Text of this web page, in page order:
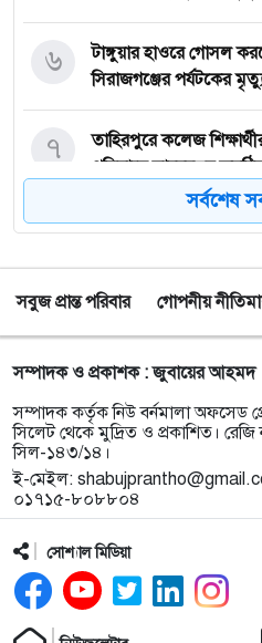
টাঙ্গুয়ার হাওরে গোসল
সিরাজগঞ্জের পর্যটকের
৬
তাহিরপুরে কলেজ
প্রতিবাদে মানববন্ধন
৭
পাঁচ বন্ধু মিলে ঘুরতে
৮
সিলেটে অনুষ্ঠান শেষে
তরুণ শিল্পী পেহেলী
ওসমানীনগরে ইউনিক ও
আহত অন্তত ২৫
১০
ফেসবুক অ্যাড পেমেন্টে
১১
সিলেটে চার বছরের শিশু
জাকিরের ফাঁসি, ৫ লাখ
১২
সর্বশেষ
সবুজ প্রান্ত পরিবার গোপনীয়
সম্পাদক ও প্রকাশক : জুবায়ের আহমদ
সম্পাদক কর্তৃক নিউ বর্নমালা অফসেড
সিলেট থেকে মুদ্রিত ও প্রকাশিত।
সিল-১৪৩/১৪।
ই-মেইল:
০১৭১৫-৮০৮৮০৪
সোশ্যাল মিডিয়া